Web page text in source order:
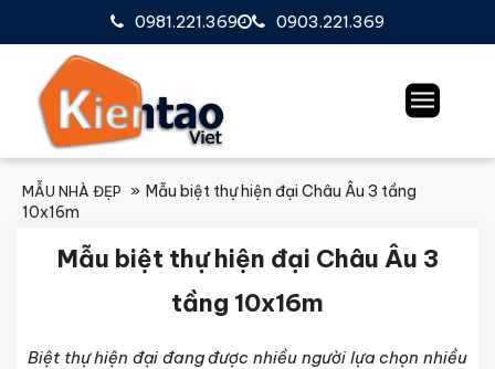
0903.221.369
0981.221.369
MẪU NHÀ ĐẸP
Mẫu biệt thự hiện đại Châu Âu 3 tầng
10x16m
Mẫu biệt thự hiện đại Châu Âu 3
tầng 10x16m
Biệt thự hiện đại đang được nhiều người lựa chọn nhiều